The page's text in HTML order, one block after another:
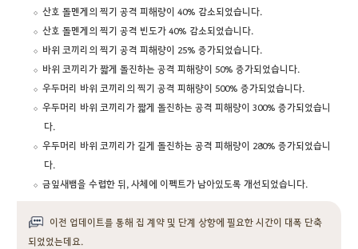
산호 돌멘게의 찍기 공격 피해량이 40% 감소되었습니다.
산호 돌멘게의 찍기 공격 빈도가 40% 감소되었습니다.
바위 코끼리의 찍기 공격 피해량이 25% 증가되었습니다.
바위 코끼리가 짧게 돌진하는 공격 피해량이 50% 증가되었습니다.
우두머리 바위 코끼리의 찍기 공격 피해량이 500% 증가되었습니다.
우두머리 바위 코끼리가 짧게 돌진하는 공격 피해량이 300% 증가되었습니
다.
우두머리 바위 코끼리가 길게 돌진하는 공격 피해량이 280% 증가되었습니
다.
금잎새뱀을 수렵한 뒤, 사체에 이펙트가 남아있도록 개선되었습니다.
이전 업데이트를 통해 집 계약 및 단계 상향에 필요한 시간이 대폭 단축
되었었는데요.